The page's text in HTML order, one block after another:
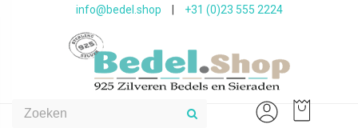
info@bedel.shop +31 (0)23 555 2224